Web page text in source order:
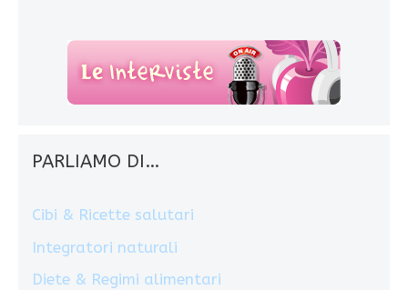
PARLIAMO DI…
Cibi & Ricette salutari
Integratori naturali
Diete & Regimi alimentari